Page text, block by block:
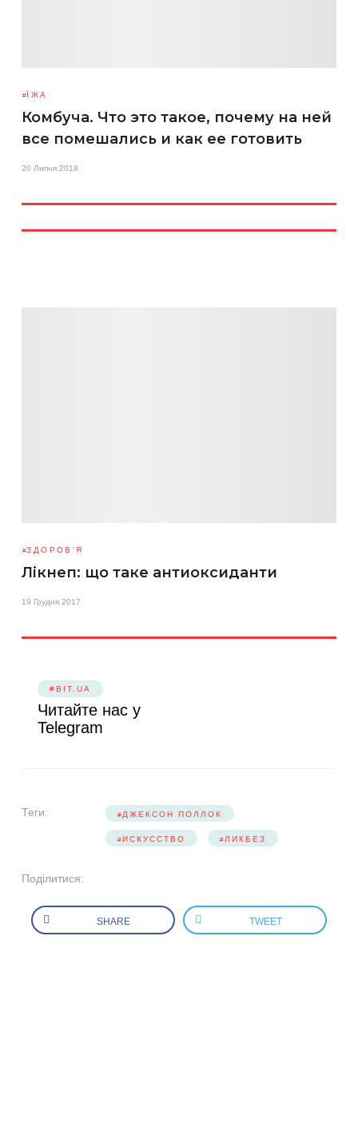
ЇЖА
Комбуча. Что это такое, почему на ней
все помешались и как ее готовить
20 Липня 2018
ЗДОРОВ'Я
Лікнеп: що таке антиоксиданти
19 Грудня 2017
#BIT.UA
Читайте нас у
Telegram
Теги: ДЖЕКСОН ПОЛЛОК
ИСКУССТВО ЛИКБЕЗ
Поділитися:
SHARE TWEET